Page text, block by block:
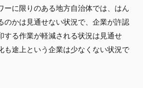
ーに限りのある地方自治体では、はん
のかは見通せない状況で、企業が許認
する作業が軽減される状況は見通せ
も途上という企業は少なくない状況で